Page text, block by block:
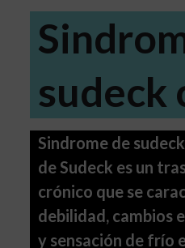
sudeck
Sindrome de
de Sudeck es un
crónico que se
debilidad, cambios
y sensación de frío